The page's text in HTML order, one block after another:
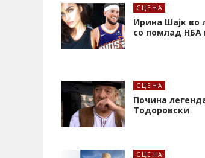
СЦЕНА
Ирина Шајк во
со помлад НБА
СЦЕНА
Почина
Тодоровски
СЦЕНА